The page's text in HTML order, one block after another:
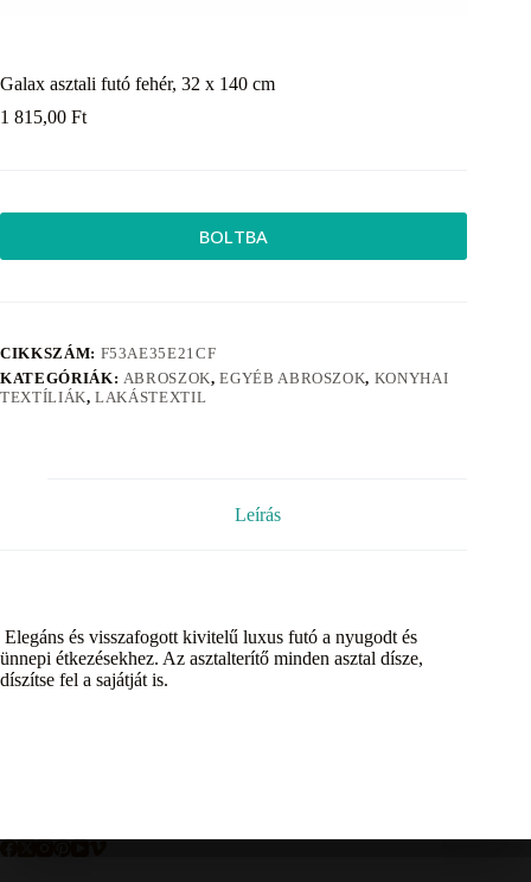
Galax asztali futó fehér, 32 x 140 cm
1 815,00 Ft
BOLTBA
CIKKSZÁM: F53AE35E21CF
KATEGÓRIÁK: ABROSZOK,EGYÉB ABROSZOK, KONYHAI
TEXTÍLIÁK,LAKÁSTEXTIL
Leírás
Elegáns és visszafogott kivitelű luxus futó a nyugodt és
ünnepi étkezésekhez. Az asztalterítő minden asztal dísze,
díszítse fel a sajátját is.